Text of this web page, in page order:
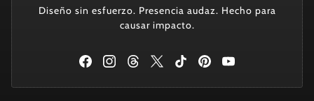
Diseño sin esfuerzo. Presencia audaz. Hecho para
causar impacto.